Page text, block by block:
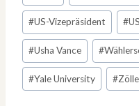
#US-Vizepräsident #
#Usha Vance #
#Yale University #Zölle